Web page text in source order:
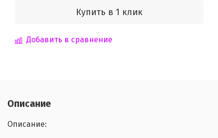
Купить в 1 клик
Добавить в сравнение
Описание
Описание: